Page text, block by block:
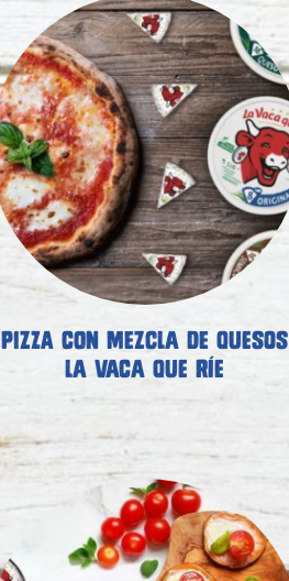
PIZZA CON MEZCLA DE QUESOS
LA VACA QUE RÍE